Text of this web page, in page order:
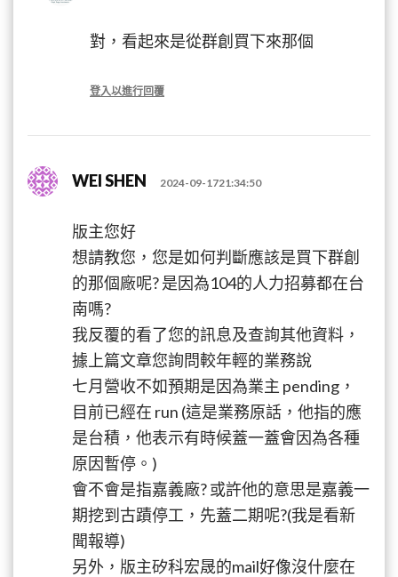
對，看起來是從群創買下來那個
登入以進行回覆
WEI SHEN 2024-09-1721:34:50
版主您好
想請教您，您是如何判斷應該是買下群創
的那個廠呢? 是因為104的人力招募都在台
南嗎?
我反覆的看了您的訊息及查詢其他資料，
據上篇文章您詢問較年輕的業務說
七月營收不如預期是因為業主 pending，
目前已經在 run (這是業務原話，他指的應
是台積，他表示有時候蓋一蓋會因為各種
原因暫停。)
會不會是指嘉義廠? 或許他的意思是嘉義一
期挖到古蹟停工，先蓋二期呢?(我是看新
聞報導)
另外，版主矽科宏晟的mail好像沒什麼在